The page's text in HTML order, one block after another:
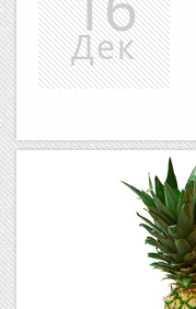
Дек